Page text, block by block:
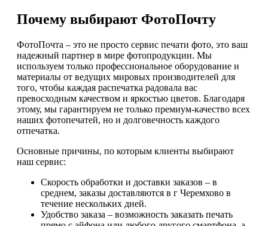
Почему выбирают ФотоПочту
ФотоПочта – это не просто сервис печати фото, это ваш
надежный партнер в мире фотопродукции. Мы
используем только профессиональное оборудование и
материалы от ведущих мировых производителей для
того, чтобы каждая распечатка радовала вас
превосходным качеством и яркостью цветов. Благодаря
этому, мы гарантируем не только премиум-качество всех
наших фотопечатей, но и долговечность каждого
отпечатка.
Основные причины, по которым клиенты выбирают
наш сервис:
Скорость обработки и доставки заказов – в
среднем, заказы доставляются в г Черемхово в
течение нескольких дней.
Удобство заказа – возможность заказать печать